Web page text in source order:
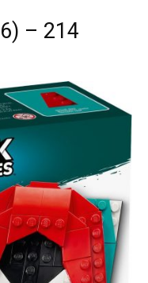
– 214